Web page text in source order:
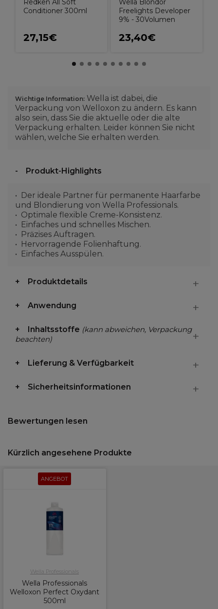
Redken All Soft
Conditioner 300ml
27,15€
Wella Blondor
Freelights Developer
9% - 30Volumen
23,40€
Wichtige Information: Wella ist dabei, die
Verpackung von Welloxon zu ändern. Es kann
also sein, dass Sie die aktuelle oder die alte
Verpackung erhalten. Leider können Sie nicht
wählen, welche Sie erhalten werden.
Produkt-Highlights
Der ideale Partner für permanente Haarfarbe
und Blondierung von Wella Professionals.
Optimale flexible Creme-Konsistenz.
Einfaches und schnelles Mischen.
Präzises Auftragen.
Hervorragende Folienhaftung.
Einfaches Ausspülen.
Produktdetails
Anwendung
Inhaltsstoffe (kann abweichen, Verpackung
beachten)
Lieferung & Verfügbarkeit
Sicherheitsinformationen
Bewertungen lesen
Kürzlich angesehene Produkte
ANGEBOT
Wella Professionals
Wella Professionals
Welloxon Perfect Oxydant
500ml